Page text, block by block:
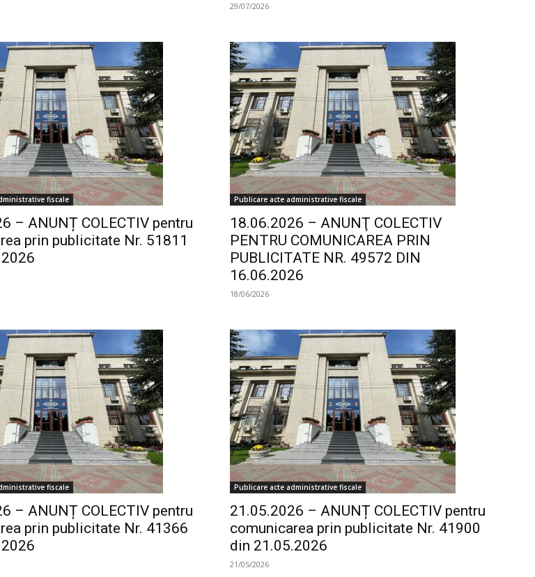
29/07/2026
fiscale
– ANUNȚ COLECTIV pentru
prin publicitate Nr. 51811
Publicare acte administrative fiscale
18.06.2026 – ANUNŢ COLECTIV
PENTRU COMUNICAREA PRIN
PUBLICITATE NR. 49572 DIN
16.06.2026
18/06/2026
fiscale
– ANUNȚ COLECTIV pentru
prin publicitate Nr. 41366
Publicare acte administrative fiscale
21.05.2026 – ANUNȚ COLECTIV pentru
comunicarea prin publicitate Nr. 41900
din 21.05.2026
21/05/2026